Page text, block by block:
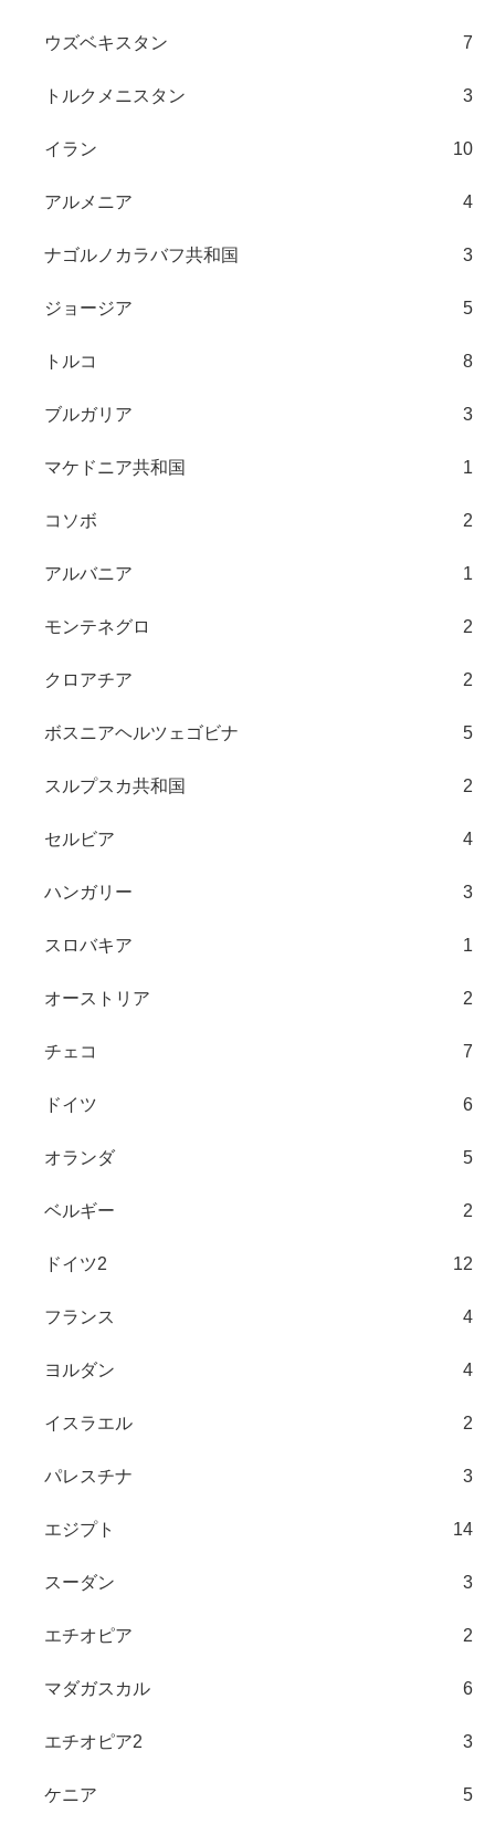
ウズベキスタン 7
トルクメニスタン 3
イラン 10
アルメニア 4
ナゴルノカラバフ共和国 3
ジョージア 5
トルコ 8
ブルガリア 3
マケドニア共和国 1
コソボ 2
アルバニア 1
モンテネグロ 2
クロアチア 2
ボスニアヘルツェゴビナ 5
スルプスカ共和国 2
セルビア 4
ハンガリー 3
スロバキア 1
オーストリア 2
チェコ 7
ドイツ 6
オランダ 5
ベルギー 2
ドイツ2 12
フランス 4
ヨルダン 4
イスラエル 2
パレスチナ 3
エジプト 14
スーダン 3
エチオピア 2
マダガスカル 6
エチオピア2 3
ケニア 5